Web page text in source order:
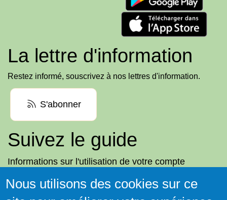
La lettre d'information
Restez informé, souscrivez à nos lettres d'information.
S'abonner
Suivez le guide
Informations sur l'utilisation de votre compte
Nous utilisons des cookies sur ce